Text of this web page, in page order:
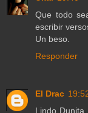
Que todo
escribir
Un beso.
Responder
El Drac
Lindo